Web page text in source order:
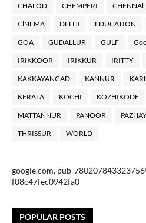
CHALOD CHEMPERI CHENNAl
ClNEMA DELHI EDUCATION
GOA GUDALLUR GULF
IRIKKOOR IRIKKUR IRITTY
KAKKAYANGAD KANNUR
KERALA KOCHI KOZHIKODE
MATTANNUR PANOOR
THRISSUR WORLD
google.com, pub-
f08c47fec0942fa0
POPULAR POSTS